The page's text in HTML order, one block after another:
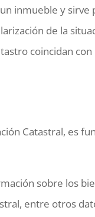
inmueble y sirve
de la
coincidan
Catastral, es
sobre los
entre otros